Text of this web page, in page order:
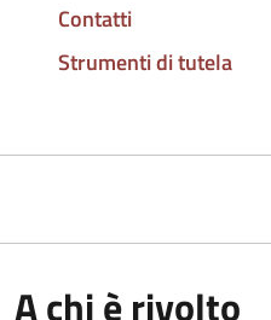
Contatti
Strumenti di tutela
A chi è rivolto